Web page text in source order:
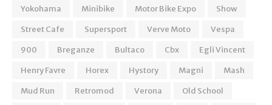
Yokohama
Minibike Motor Bike Expo
Show
Street Cafe
Supersport Verve Moto
Vespa
900
Breganze Bultaco Cbx
Egli Vincent
Henry Favre
Horex Hystory Magni
Mash
Mud Run
Retromod Verona
Old School